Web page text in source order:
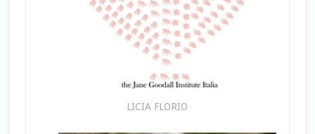
LICIA FLORIO